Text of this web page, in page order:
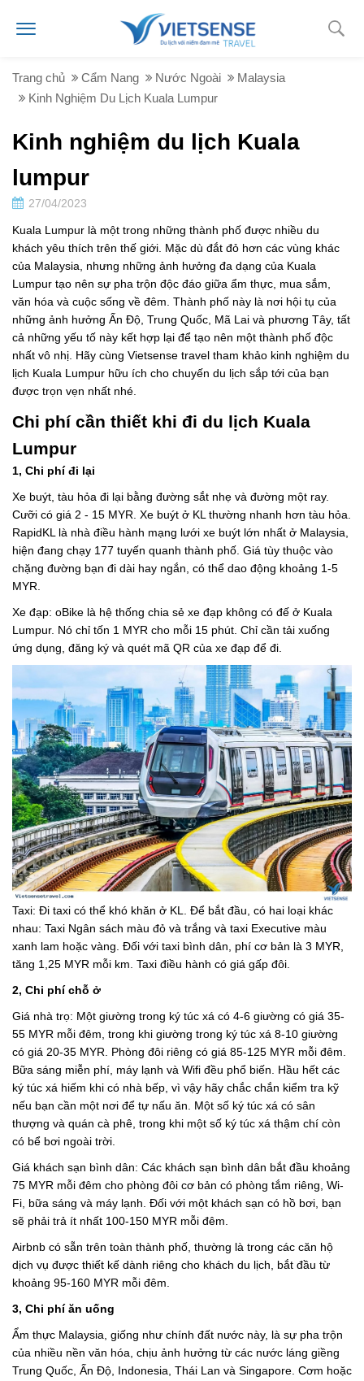
Trang chủ Cẩm Nang Nước Ngoài
Malaysia
Kinh Nghiệm Du Lịch Kuala Lumpur
Kinh nghiệm du lịch Kuala
lumpur
27/04/2023
Kuala Lumpur là một trong những thành phố được nhiều du
khách yêu thích trên thế giới. Mặc dù đắt đỏ hơn các vùng khác
của Malaysia, nhưng những ảnh hưởng đa dạng của Kuala
Lumpur tạo nên sự pha trộn độc đáo giữa ẩm thực, mua sắm,
văn hóa và cuộc sống về đêm. Thành phố này là nơi hội tụ của
những ảnh hưởng Ấn Độ, Trung Quốc, Mã Lai và phương Tây, tất
cả những yếu tố này kết hợp lại để tạo nên một thành phố độc
nhất vô nhị. Hãy cùng Vietsense travel tham khảo kinh nghiệm du
lịch Kuala Lumpur hữu ích cho chuyến du lịch sắp tới của bạn
được trọn vẹn nhất nhé.
Chi phí cần thiết khi đi du lịch Kuala
Lumpur
1, Chi phí đi lại
Xe buýt, tàu hỏa đi lại bằng đường sắt nhẹ và đường một ray.
Cưỡi có giá 2 - 15 MYR. Xe buýt ở KL thường nhanh hơn tàu hỏa.
RapidKL là nhà điều hành mạng lưới xe buýt lớn nhất ở Malaysia,
hiện đang chạy 177 tuyến quanh thành phố. Giá tùy thuộc vào
chặng đường bạn đi dài hay ngắn, có thể dao động khoảng 1-5
MYR.
Xe đạp: oBike là hệ thống chia sẻ xe đạp không có đế ở Kuala
Lumpur. Nó chỉ tốn 1 MYR cho mỗi 15 phút. Chỉ cần tải xuống
ứng dụng, đăng ký và quét mã QR của xe đạp để đi.
Taxi: Đi taxi có thể khó khăn ở KL. Để bắt đầu, có hai loại khác
nhau: Taxi Ngân sách màu đỏ và trắng và taxi Executive màu
xanh lam hoặc vàng. Đối với taxi bình dân, phí cơ bản là 3 MYR,
tăng 1,25 MYR mỗi km. Taxi điều hành có giá gấp đôi.
2, Chi phí chỗ ở
Giá nhà trọ: Một giường trong ký túc xá có 4-6 giường có giá 35-
55 MYR mỗi đêm, trong khi giường trong ký túc xá 8-10 giường
có giá 20-35 MYR. Phòng đôi riêng có giá 85-125 MYR mỗi đêm.
Bữa sáng miễn phí, máy lạnh và Wifi đều phổ biến. Hầu hết các
ký túc xá hiếm khi có nhà bếp, vì vậy hãy chắc chắn kiểm tra kỹ
nếu bạn cần một nơi để tự nấu ăn. Một số ký túc xá có sân
thượng và quán cà phê, trong khi một số ký túc xá thậm chí còn
có bể bơi ngoài trời.
Giá khách sạn bình dân: Các khách sạn bình dân bắt đầu khoảng
75 MYR mỗi đêm cho phòng đôi cơ bản có phòng tắm riêng, Wi-
Fi, bữa sáng và máy lạnh. Đối với một khách sạn có hồ bơi, bạn
sẽ phải trả ít nhất 100-150 MYR mỗi đêm.
Airbnb có sẵn trên toàn thành phố, thường là trong các căn hộ
dịch vụ được thiết kế dành riêng cho khách du lịch, bắt đầu từ
khoảng 95-160 MYR mỗi đêm.
3, Chi phí ăn uống
Ẩm thực Malaysia, giống như chính đất nước này, là sự pha trộn
của nhiều nền văn hóa, chịu ảnh hưởng từ các nước láng giềng
Trung Quốc, Ấn Độ, Indonesia, Thái Lan và Singapore. Cơm hoặc